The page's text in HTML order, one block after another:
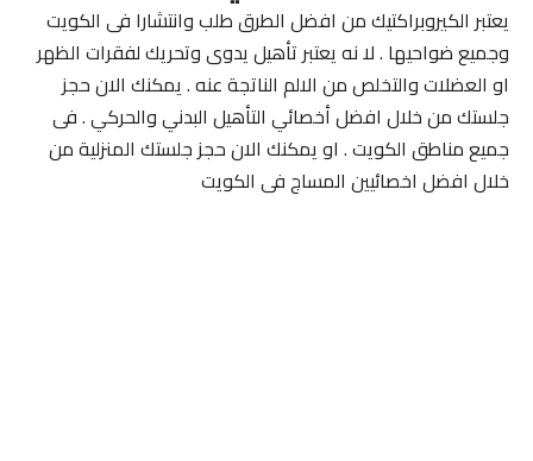
يعتبر الكيروبراكتيك من افضل الطرق طلب وانتشارا فى الكويت
وجميع ضواحيها . لا نه يعتبر تأهيل يدوى وتحريك لفقرات الظهر
او العضلات والتخلص من الالم الناتجة عنه . يمكنك الان حجز
جلستك من خلال افضل أخصائي التأهيل البدني والحركي . فى
جميع مناطق الكويت . او يمكنك الان حجز جلستك المنزلية من
خلال افضل اخصائيين المساج فى الكويت